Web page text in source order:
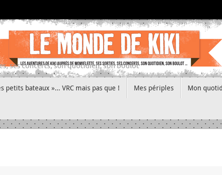
ses concerts, son quotidien, son boulot
petits bateaux »… VRC mais pas que ! Mes périples Mon